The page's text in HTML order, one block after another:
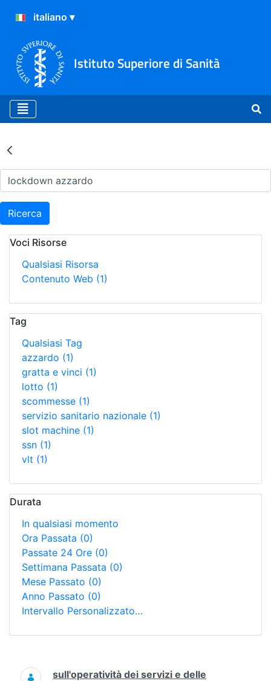
Istituto Superiore di Sanità
Risultati della Ricerca -
Ricerca
Voci Risorse
Qualsiasi Risorsa
Contenuto Web (1)
Tag
Qualsiasi Tag
azzardo (1)
gratta e vinci (1)
lotto (1)
scommesse (1)
servizio sanitario nazionale (1)
slot machine (1)
ssn (1)
vlt (1)
Durata
In qualsiasi momento
Ora Passata (0)
Passate 24 Ore (0)
Settimana Passata (0)
Mese Passato (0)
Anno Passato (0)
Intervallo Personalizzato…
Ricerca
sull'operatività dei servizi e delle